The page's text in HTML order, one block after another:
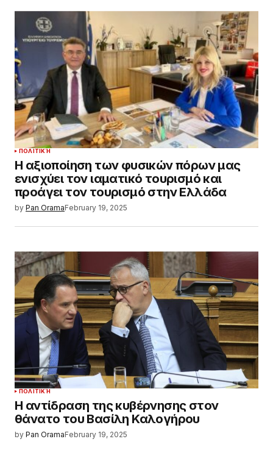
ΠΟΛΙΤΙΚΉ
Η αξιοποίηση των φυσικών πόρων μας
ενισχύει τον ιαματικό τουρισμό και
προάγει τον τουρισμό στην Ελλάδα
by Pan OramaFebruary 19, 2025
ΠΟΛΙΤΙΚΉ
Η αντίδραση της κυβέρνησης στον
θάνατο του Βασίλη Καλογήρου
by Pan OramaFebruary 19, 2025